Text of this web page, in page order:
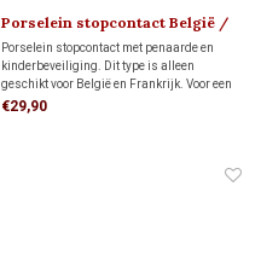
Porselein stopcontact België /
Frankrijk 1910
Porselein stopcontact met penaarde en
kinderbeveiliging. Dit type is alleen
geschikt voor België en Frankrijk. Voor een
veilige en stabiele montage plaats je het
€29,90